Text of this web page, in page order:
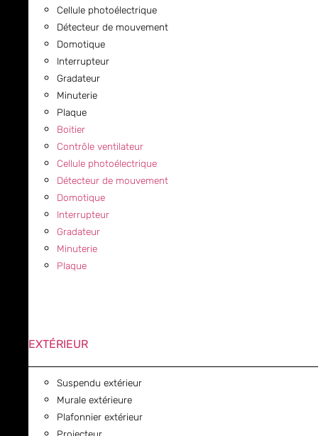
Cellule photoélectrique
Détecteur de mouvement
Domotique
Interrupteur
Gradateur
Minuterie
Plaque
Boitier
Contrôle ventilateur
Cellule photoélectrique
Détecteur de mouvement
Domotique
Interrupteur
Gradateur
Minuterie
Plaque
EXTÉRIEUR
Suspendu extérieur
Murale extérieure
Plafonnier extérieur